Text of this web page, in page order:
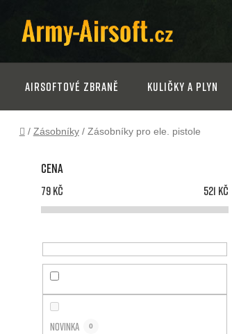
obsah
Airsoftové zbraně Kuličky a plyn
Domů
/ Zásobníky / Zásobníky pro ele. pistole
P
Cena
79Kč 521 Kč
Novinka 0